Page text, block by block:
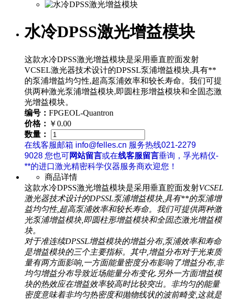
水冷DPSS激光增益模块
这款水冷DPSS激光增益模块是采用垂直腔面发射
VCSEL激光器技术设计的DPSSL泵浦增益模块,具有**
的泵浦增益均匀性,超高泵浦效率和较长寿命。我们可提
供两种激光泵浦增益模块,即圆柱形增益模块和全固态激
光增益模块。
编号： FPGEOL-Quantron
价格： ￥0.00
数量：
在线客服邮箱 info@felles.cn 服务热线021-2279
9028 您也可网站留言或在线客服留言垂询，孚光精仪-
**的进口激光精密科学仪器服务商欢迎您！
商品详情
这款水冷DPSS激光增益模块是采用垂直腔面发射VCSEL
激光器技术设计的DPSSL泵浦增益模块,具有**的泵浦增
益均匀性,超高泵浦效率和较长寿命。我们可提供两种激
光泵浦增益模块,即圆柱形增益模块和全固态激光增益模
块。
对于准连续DPSSL增益模块的增益分布,泵浦效率和寿命
是增益模块的三个主要指标。其中,增益分布对于光束质
量有两方面影响,一方面能量密度分布影响了增益分布,非
均匀增益分布导致近场能量分布变化.另外一方面增益模
块的热效应在增益效率较高时比较突出。非均匀的能量
密度意味着非均匀热密度和抛物线状的波前畸变,这就是